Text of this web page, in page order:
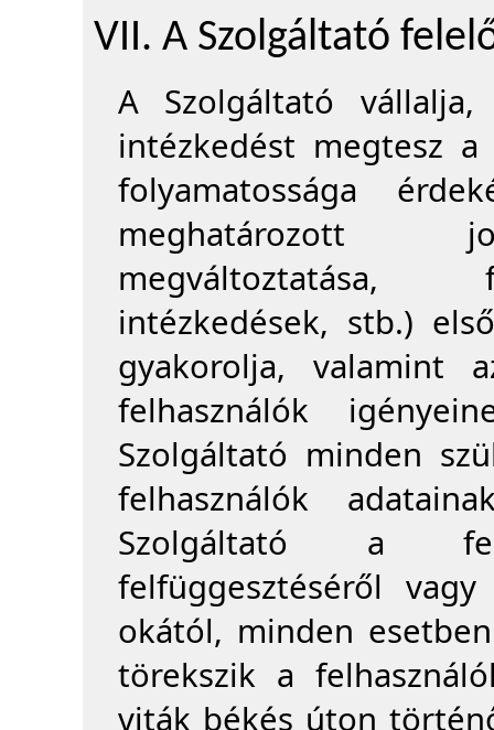
VII. A Szolgáltató
A Szolgáltató
intézkedést megtesz a
folyamatossága
meghatározott
megváltoztatása,
intézkedések, stb.)
gyakorolja, valamint
felhasználók
Szolgáltató minden
felhasználók
Szolgáltató a
felfüggesztéséről
okától, minden
törekszik a
viták békés úton